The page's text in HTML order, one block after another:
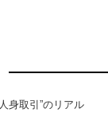
身取引”のリアル